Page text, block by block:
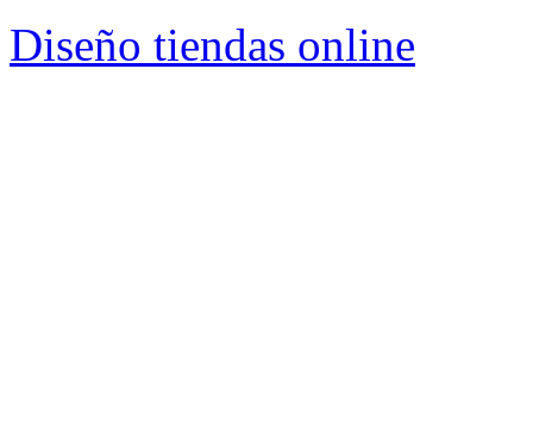
Diseño tiendas online